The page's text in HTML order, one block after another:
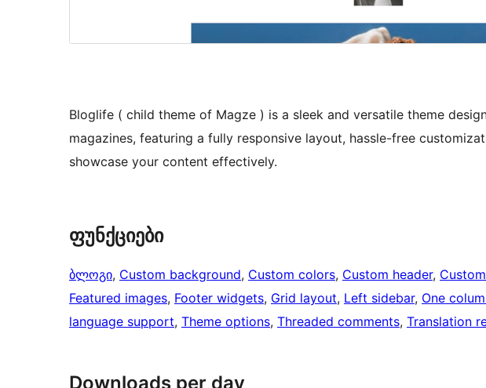
Bloglife ( child theme of Magze ) is a sleek and versatile theme
magazines, featuring a fully responsive layout, hassle-free
showcase your content effectively.
ფუნქციები
ბლოგი, Custom background, Custom colors, Custom header,
Featured images, Footer widgets, Grid layout, Left sidebar, One
language support, Theme options, Threaded comments, Translation
Downloads per day